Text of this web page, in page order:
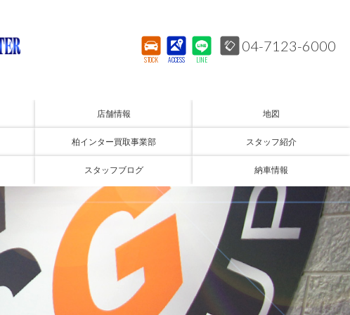
STOCK ACCESS LINE
04-7123-6000
店舗情報 地図
柏インター買取事業部 スタッフ紹介
スタッフブログ 納車情報